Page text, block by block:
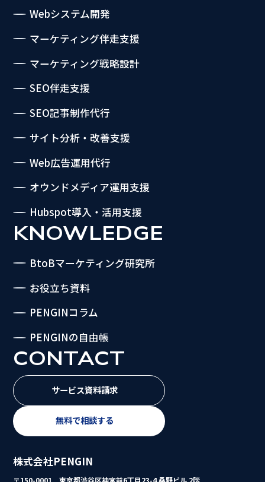
Webシステム開発
マーケティング伴走支援
マーケティング戦略設計
SEO伴走支援
SEO記事制作代行
サイト分析・改善支援
Web広告運用代行
オウンドメディア運用支援
Hubspot導入・活用支援
KNOWLEDGE
BtoBマーケティング研究所
お役立ち資料
PENGINコラム
PENGINの自由帳
CONTACT
サービス資料請求
無料で相談する
株式会社PENGIN